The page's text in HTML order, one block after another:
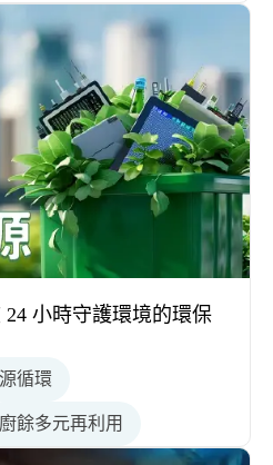
小時守護環境的環保
循環
廚餘多元再利用